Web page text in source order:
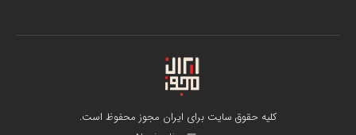
کلیه حقوق سایت برای ایران مجوز محفوظ است.